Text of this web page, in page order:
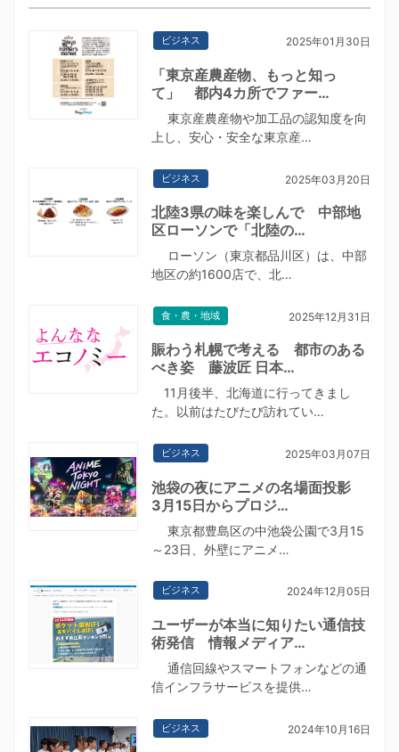
ビジネス 2025年01月30日
「東京産農産物、もっと知っ
て」 都内4カ所でファー…
東京産農産物や加工品の認知度を向
上し、安心・安全な東京産…
ビジネス 2025年03月20日
北陸3県の味を楽しんで 中部地
区ローソンで「北陸の…
ローソン（東京都品川区）は、中部
地区の約1600店で、北…
食・農・地域 2025年12月31日
賑わう札幌で考える 都市のある
べき姿 藤波匠 日本…
11月後半、北海道に行ってきまし
た。以前はたびたび訪れてい…
ビジネス 2025年03月07日
池袋の夜にアニメの名場面投影
3月15日からプロジ…
東京都豊島区の中池袋公園で3月15
～23日、外壁にアニメ…
ビジネス 2024年12月05日
ユーザーが本当に知りたい通信技
術発信 情報メディア…
通信回線やスマートフォンなどの通
信インフラサービスを提供…
ビジネス 2024年10月16日